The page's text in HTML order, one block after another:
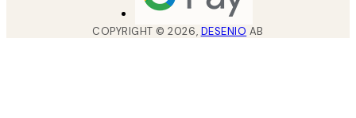
COPYRIGHT ©2026, DESENIO AB